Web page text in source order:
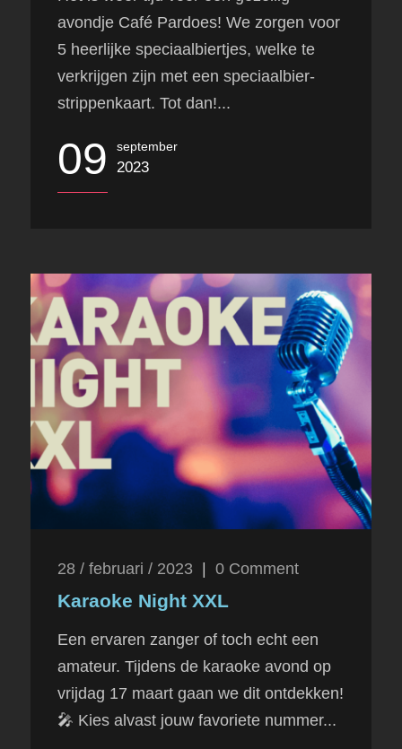
avondje Café Pardoes! We zorgen voor
5 heerlijke speciaalbiertjes, welke te
verkrijgen zijn met een speciaalbier-
strippenkaart. Tot dan!...
09 september
2023
28 / februari / 2023 0 Comment
Karaoke Night XXL
Een ervaren zanger of toch echt een
amateur. Tijdens de karaoke avond op
vrijdag 17 maart gaan we dit ontdekken!
🎤 Kies alvast jouw favoriete nummer...